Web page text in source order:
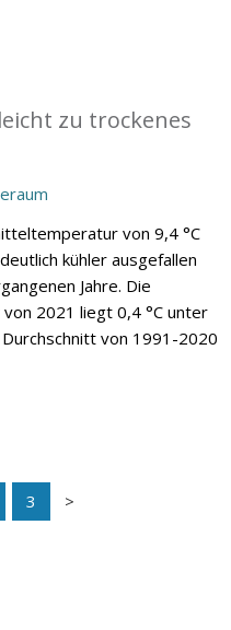
zu trockenes
von 9,4 °C
kühler ausgefallen
Jahre. Die
2021 liegt 0,4 °C unter
von 1991-2020
3